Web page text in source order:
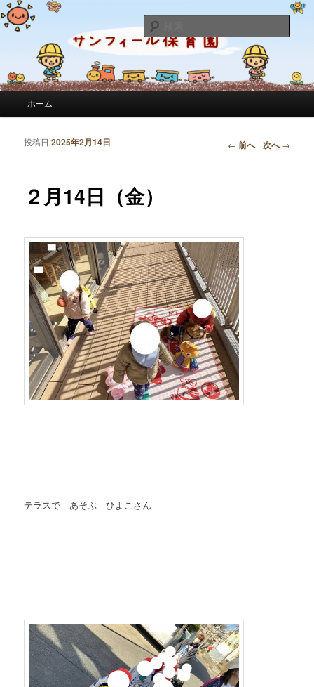
サンフィール保育園のブログ
サンフィール保育園のせんせいのブログです。園の日常を綴っています。
索
メインコンテンツへ移動
サブコンテンツへ移動
ホーム
投稿ナビゲーション ← 前へ 次へ→
２月14日（金）
投稿日:2025年2月14日
テラスで あそぶ ひよこさん